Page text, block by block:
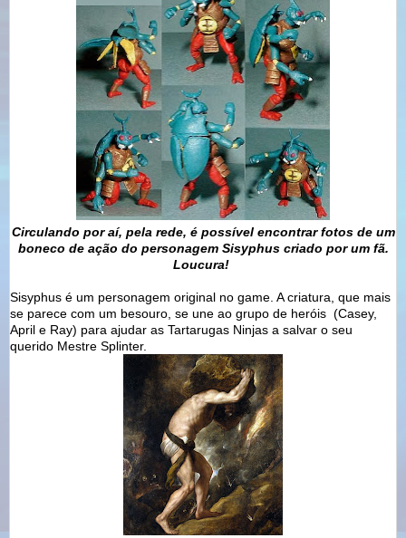
Circulando por aí, pela rede, é possível encontrar fotos de um
boneco de ação do personagem Sisyphus criado por um fã.
Loucura!
Sisyphus é um personagem original no game. A criatura, que mais
se parece com um besouro, se une ao grupo de heróis (Casey,
April e Ray) para ajudar as Tartarugas Ninjas a salvar o seu
querido Mestre Splinter.